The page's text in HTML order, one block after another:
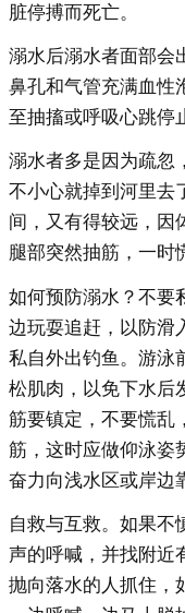
脏停搏而死亡。
溺水后溺水者面部会
鼻孔和气管充满血性
至抽搐或呼吸心跳停
溺水者多是因为疏忽
不小心就掉到河里去
间，又有得较远，因
腿部突然抽筋，一时
如何预防溺水？不要
边玩耍追赶，以防滑
私自外出钓鱼。游泳
松肌肉，以免下水后
筋要镇定，不要慌乱
筋，这时应做仰泳姿
奋力向浅水区或岸边
自救与互救。如果不
声的呼喊，并找附近
抛向落水的人抓住，